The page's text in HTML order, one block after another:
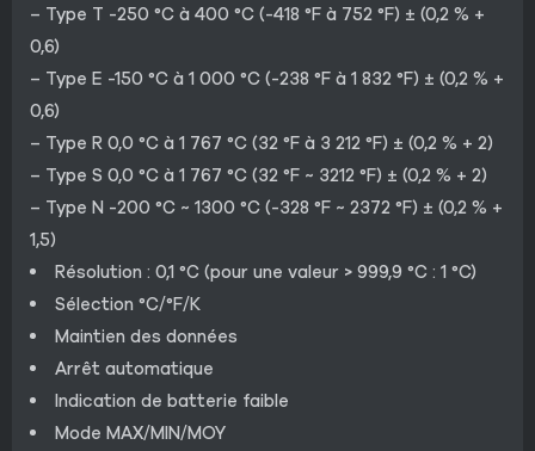
– Type T -250 °C à 400 °C (-418 °F à 752 °F) ± (0,2 % +
0,6)
– Type E -150 °C à 1 000 °C (-238 °F à 1 832 °F) ± (0,2 % +
0,6)
– Type R 0,0 °C à 1 767 °C (32 °F à 3 212 °F) ± (0,2 % + 2)
– Type S 0,0 °C à 1 767 °C (32 °F ~ 3212 °F) ± (0,2 % + 2)
– Type N -200 °C ~ 1300 °C (-328 °F ~ 2372 °F) ± (0,2 % +
1,5)
Résolution : 0,1 °C (pour une valeur > 999,9 °C : 1 °C)
Sélection °C/°F/K
Maintien des données
Arrêt automatique
Indication de batterie faible
Mode MAX/MIN/MOY